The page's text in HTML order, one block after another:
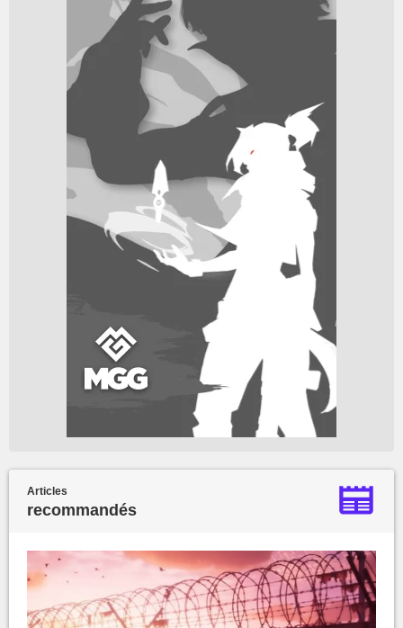
Articles
recommandés